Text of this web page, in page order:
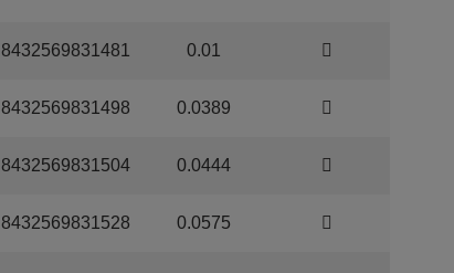
8432569831481 0.01
8432569831498 0.0389
8432569831504 0.0444
8432569831528 0.0575